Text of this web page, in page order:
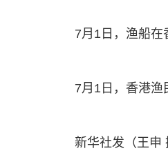
7月1日，渔船在
7月1日，香港渔
新华社发（王申